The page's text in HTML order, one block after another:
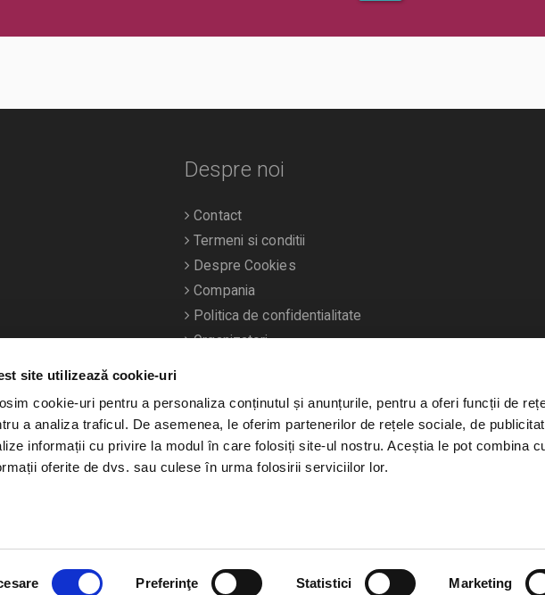
site utilizează cookie-uri
cookie-uri pentru a personaliza conținutul și anunțurile, pentru a oferi funcții de
a analiza traficul. De asemenea, le oferim partenerilor de rețele sociale, de
informații cu privire la modul în care folosiți site-ul nostru. Aceștia le pot combina
oferite de dvs. sau culese în urma folosirii serviciilor lor.
Preferinţe Statistici Marketing
Despre noi
Contact
Termeni si conditii
Despre Cookies
Compania
Politica de confidentialitate
Organizatori